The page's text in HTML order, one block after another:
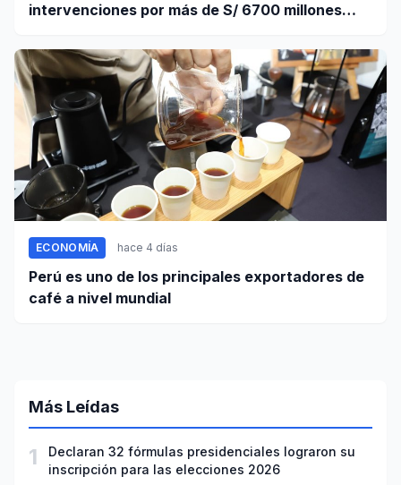
intervenciones por más de S/ 6700 millones
ECONOMÍA hace 4 días
Perú es uno de los principales exportadores de
café a nivel mundial
Más Leídas
1
Declaran 32 fórmulas presidenciales lograron su
inscripción para las elecciones 2026